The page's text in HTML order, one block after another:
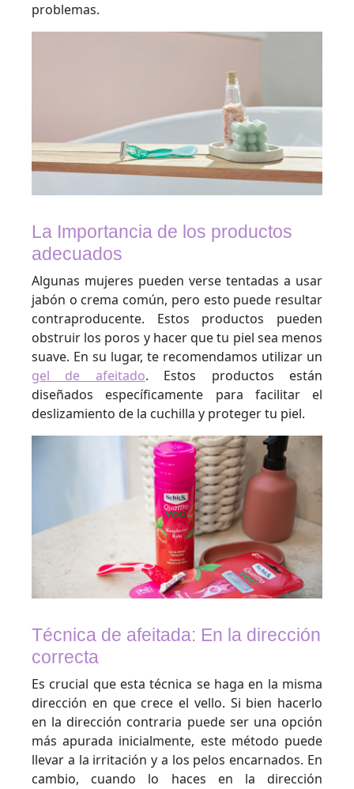
problemas.
La Importancia de los productos
adecuados
Algunas mujeres pueden verse tentadas a usar
jabón o crema común, pero esto puede resultar
contraproducente. Estos productos pueden
obstruir los poros y hacer que tu piel sea menos
suave. En su lugar, te recomendamos utilizar un
gel de afeitado. Estos productos están
diseñados específicamente para facilitar el
deslizamiento de la cuchilla y proteger tu piel.
Técnica de afeitada: En la dirección
correcta
Es crucial que esta técnica se haga en la misma
dirección en que crece el vello. Si bien hacerlo
en la dirección contraria puede ser una opción
más apurada inicialmente, este método puede
llevar a la irritación y a los pelos encarnados. En
cambio, cuando lo haces en la dirección